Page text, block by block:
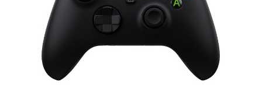
生成式AI與雲端應用
Enterprise Digital Transformation